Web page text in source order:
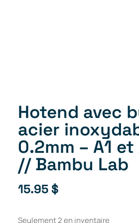
Hotend avec
acier
0.2mm – A1 et
// Bambu Lab
15.95$
Seulement 2 en inventaire